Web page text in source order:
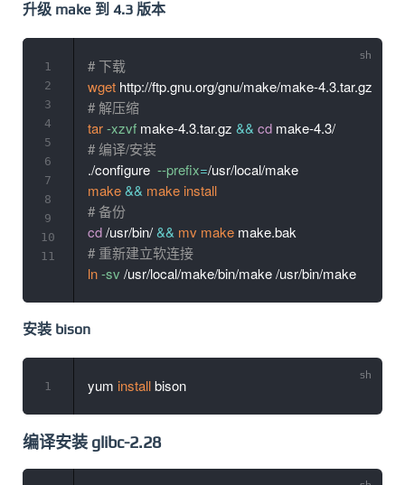
升级 make 到 4.3 版本
# 下载
wget
# 解压缩
tar-xzvf make-4.3.tar.gz &&cd
# 编译/安装
./configure --prefix=
make&& make install
# 备份
cd /usr/bin/ && mv make
# 重新建立软连接
ln-sv
1
2
3
4
5
6
7
8
9
10
11
安装 bison
yum install
1
编译安装 glibc-2.28